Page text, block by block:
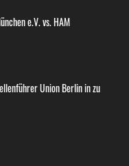
e.V. vs. HAM
Union Berlin in zu